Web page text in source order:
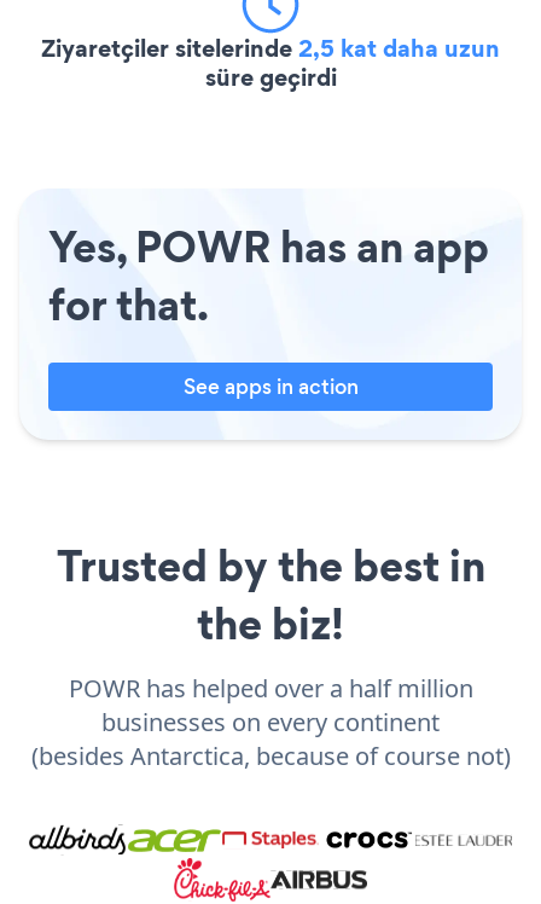
Ziyaretçiler sitelerinde2,5 kat daha uzun
süre geçirdi
Yes, POWR has an app
for that.
See apps in action
Trusted by the best in
the biz!
POWR has helped over a half million
businesses on every continent
(besides Antarctica, because of course not)